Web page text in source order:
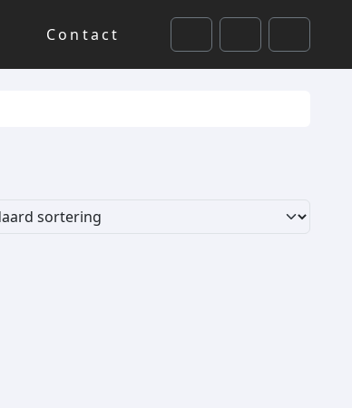
Contact
SearchAccountCart